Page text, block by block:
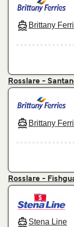
Brittany
Rosslare -
Brittany
Rosslare -
Stena Line